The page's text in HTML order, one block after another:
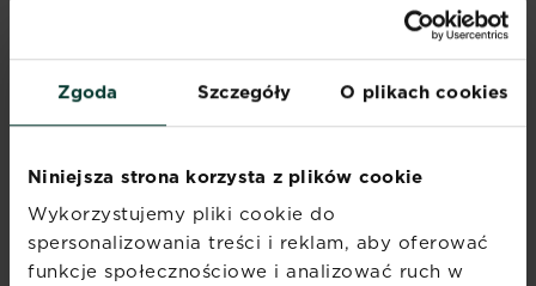
Zgoda Szczegóły O plikach cookies
Niniejsza strona korzysta z plików cookie
Wykorzystujemy pliki cookie do
spersonalizowania treści i reklam, aby oferować
funkcje społecznościowe i analizować ruch w